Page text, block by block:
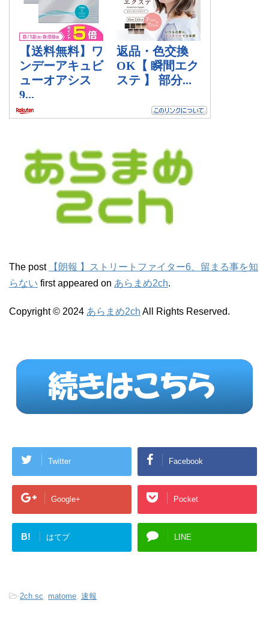
The post
【朗報 】ストリートファイター6、留まる事を知
らない first appeared on あらまめ2ch.
Copyright © 2024 あらまめ2ch All Rights Reserved.
Twitter Facebook
Google+ Pocket
B! はてブ LINE
-2ch.sc matome 速報